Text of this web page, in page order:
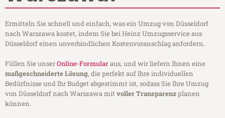
Ermitteln Sie schnell und einfach, was ein Umzug von Düsseldorf
nach Warszawa kostet, indem Sie bei Heinz Umzugsservice aus
Düsseldorf einen unverbindlichen Kostenvoranschlag anfordern.
Füllen Sie unserOnline-Formularaus, und wir liefern Ihnen eine
maßgeschneiderte Lösung, die perfekt auf Ihre individuellen
Bedürfnisse und Ihr Budget abgestimmt ist, sodass Sie Ihre Umzug
von Düsseldorf nach Warszawa mitvoller Transparenzplanen
können.